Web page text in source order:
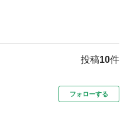
投稿10件
フォローする